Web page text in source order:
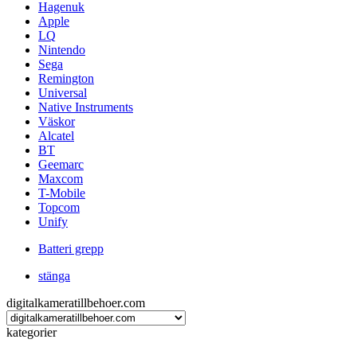
Hagenuk
Apple
LQ
Nintendo
Sega
Remington
Universal
Native Instruments
Väskor
Alcatel
BT
Geemarc
Maxcom
T-Mobile
Topcom
Unify
Batteri grepp
stänga
digitalkameratillbehoer.com
kategorier